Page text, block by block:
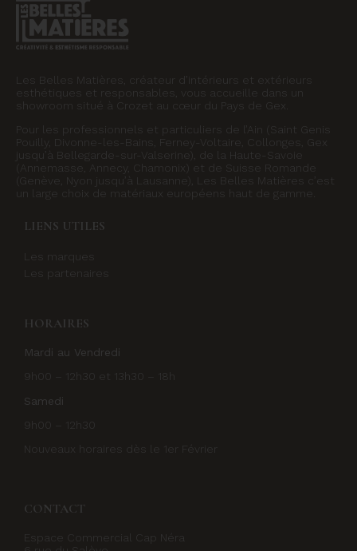
Les Belles Matières, créateur d’intérieurs et extérieurs
esthétiques et responsables, vous accueille dans un
showroom situé à Crozet au cœur du Pays de Gex.
Pour les professionnels et particuliers de l’Ain (Saint Genis
Pouilly, Divonne-les-Bains, Ferney-Voltaire, Collonges, Gex
jusqu’à Bellegarde-sur-Valserine), de la Haute-Savoie
(Annemasse, Annecy, Chamonix) et de Suisse Romande
(Genève, Nyon jusqu’à Lausanne), Les Belles Matières c’est
un large choix de matériaux européens haut de gamme.
LIENS UTILES
Les marques
Les partenaires
HORAIRES
Mardi au Vendredi
9h00 – 12h30 et 13h30 – 18h
Samedi
9h00 – 12h30
Nouveaux horaires dès le 1er Février
CONTACT
Espace Commercial Cap Néra